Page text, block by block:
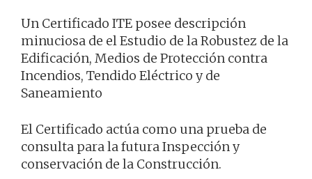
Un Certificado ITE posee descripción
minuciosa de el Estudio de la Robustez de la
Edificación, Medios de Protección contra
Incendios, Tendido Eléctrico y de
Saneamiento
El Certificado actúa como una prueba de
consulta para la futura Inspección y
conservación de la Construcción.